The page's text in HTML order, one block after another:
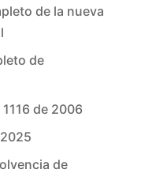
de la nueva
de
de 2006
de